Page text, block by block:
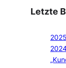
Letzte
2025